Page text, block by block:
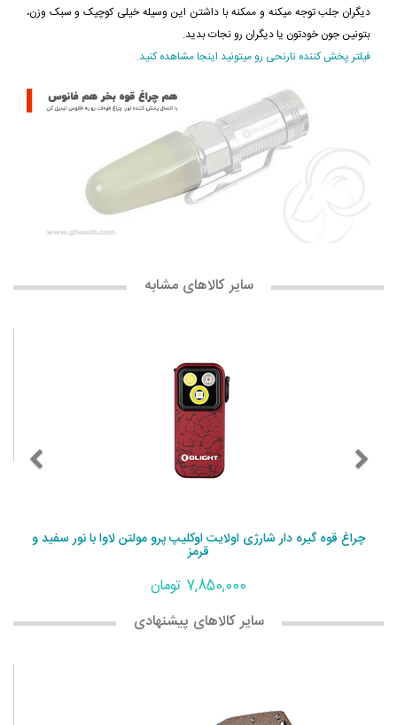
دیگران جلب توجه میکنه و ممکنه با داشتن این وسیله خیلی کوچیک و سبک وزن،
بتونین جون خودتون یا دیگران رو نجات بدید.
فیلتر پخش کننده نارنحی رو میتونید اینجا مشاهده کنید.
سایر کالاهای مشابه
چراغ قوه گیره دار شارژی اولایت اوکلیپ پرو مولتن لاوا با نور سفید و
قرمز
7,850,000 تومان
سایر کالاهای پیشنهادی